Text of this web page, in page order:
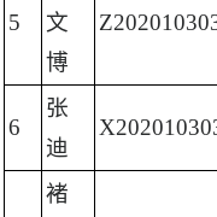
5
文
博
6
张
迪
褚